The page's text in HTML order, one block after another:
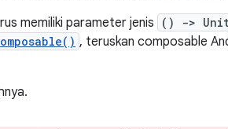
memiliki parameter jenis
() ->
, teruskan composable